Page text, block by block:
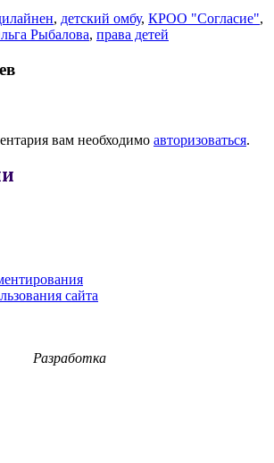
, детский омбу, КРОО "Согласие",
Рыбалова, права детей
вам необходимо авторизоваться.
сайта
Разработка